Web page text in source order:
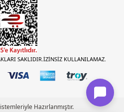
SAKLIDIR.İZİNSİZ KULLANILAMAZ.
Hazırlanmıştır.